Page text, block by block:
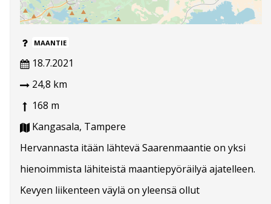
MAANTIE
18.7.2021
24,8 km
168 m
Kangasala, Tampere
Hervannasta itään lähtevä Saarenmaantie on yksi
hienoimmista lähiteistä maantiepyöräilyä ajatelleen.
Kevyen liikenteen väylä on yleensä ollut